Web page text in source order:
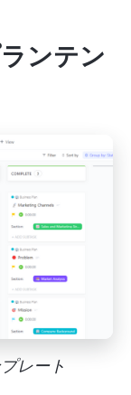
ンテン
レート